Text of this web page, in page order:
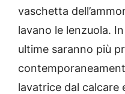
vaschetta
lavano le lenzuola.
ultime saranno più
lavatrice dal calcare